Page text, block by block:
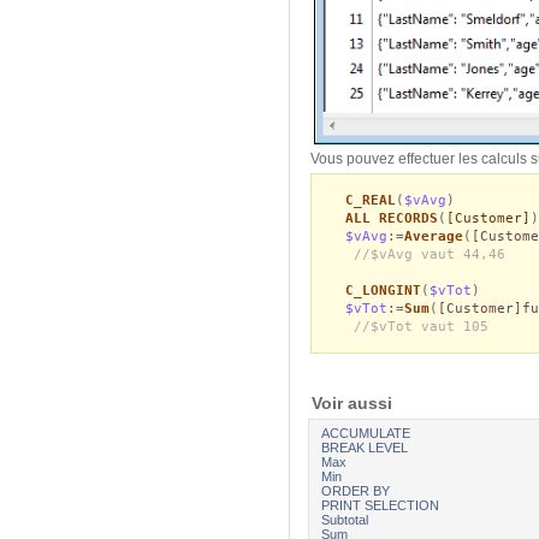
Vous pouvez effectuer les calculs
C_REAL( $vAvg )
ALL RECORDS ( [Customer]
)
$vAvg :=Average(
//$vAvg vaut 44,46
C_LONGINT( $vTot )
$vTot :=Sum(
//$vTot vaut 105
Voir aussi
ACCUMULATE
BREAK LEVEL
Max
Min
ORDER BY
PRINT SELECTION
Subtotal
Sum